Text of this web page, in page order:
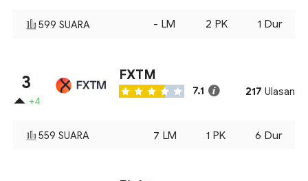
599 SUARA - LM 2 PK 1 Dur
3
+4
FXTM
7.1 217 Ulasan
559 SUARA 7 LM 1 PK 6 Dur